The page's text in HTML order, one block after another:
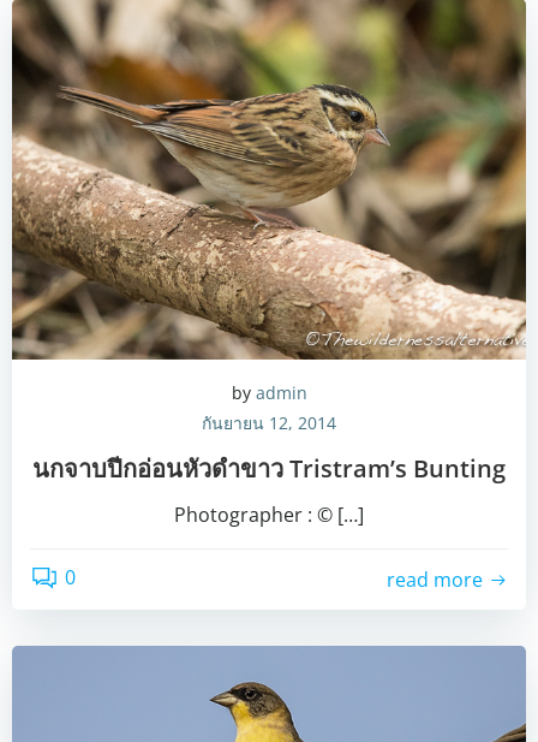
by admin
กันยายน 12, 2014
นกจาบปีกอ่อนหัวดำขาว Tristram’s Bunting
Photographer : © […]
0 read more